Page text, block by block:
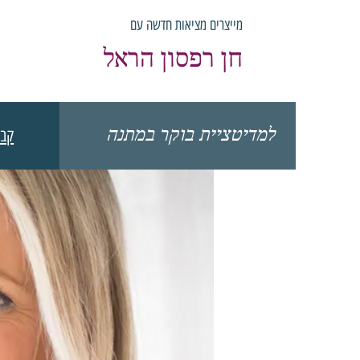
מייצרים מציאות חדשה עם
חן רפסון הראל
למדיטציית בוקר במתנה